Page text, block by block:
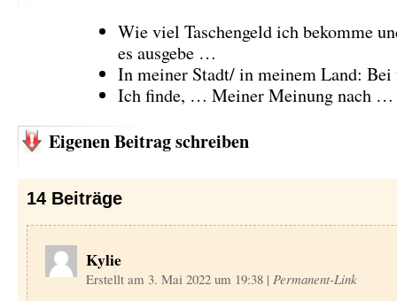
Wie viel Taschengeld ich bekomme
es ausgebe …
In meiner Stadt/ in meinem Land:
Ich finde, … Meiner Meinung nach …
Eigenen Beitrag schreiben
14 Beiträge
Kylie
Erstellt am 3. Mai 2022 um 19:38 | Permanent-Link